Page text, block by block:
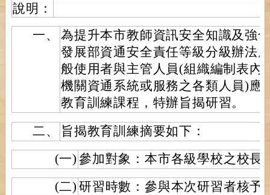
說明：
一、
為提升本市教師資訊安全知識及強
發展部資通安全責任等級分級辦法
般使用者與主管人員(組織編制表內
機關資通系統或服務之各類人員)應
教育訓練課程，特辦旨揭研習。
二、
旨揭教育訓練摘要如下：
(一) 參加對象：本市各級學校之校長
(二) 研習時數：參與本次研習者核予